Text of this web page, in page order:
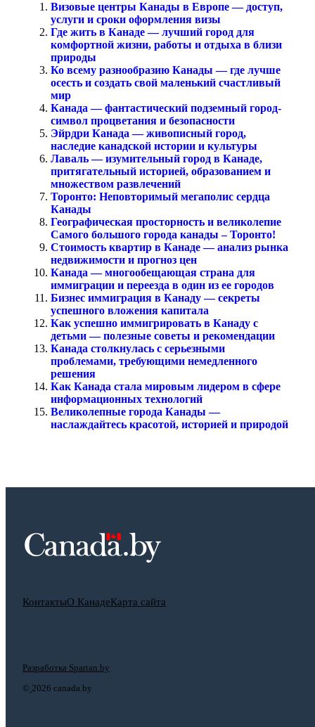
Визовые центры Канады в Европе — доступ,
услуги и сроки оформления визы
Где жить в Канаде — лучший город для
комфортной жизни, работы и отдыха в близи
природы
Ко всему разнообразию Канады — где лучше
осесть и создать свой маленький счастливый
мир
Канада — фантастический подземный город-
символ процветания и безопасности
Эйрдри Канада — живописный город,
наследие канадской истории и культуры
Лаваль — изумительный город в Канаде,
притягательный историей, образованием и
множеством развлечений
Торонто: Неповторимый мегаполис сердца
Канады
Географическая просторность и великолепие
Самого большого города канады – Торонто!
Стоимость квартир в Канаде — анализ рынка
недвижимости и прогноз цен
Канада — многообещающая страна для
иммиграции и переезда в один из ее городов
Бизнес иммиграция в Канаду — секреты
успешного вложения капитала
Как успешно иммигрировать в Канаду с
детьми — полезные советы и рекомендации
Канада столкнулась с серьезными
проблемами, требующими немедленного
решения
Как Канада стала мировым лидером в сфере
информационных технологий
Великолепные города Канады —
наслаждайтесь красотой, историей и природой
КонтактыО КанадеКарта сайта
© 2026 canada.by
Разработка Spartan.by